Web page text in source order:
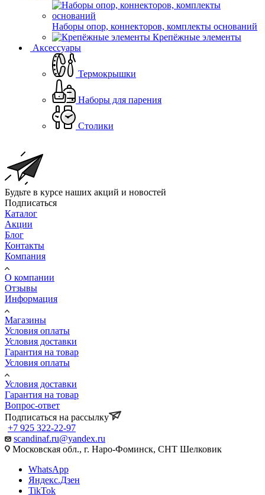
Наборы опор, коннекторов, комплекты оснований
Крепёжные элементы
Аксессуары
Термокрышки
Наборы для парения
Столики
Будьте в курсе наших акций и новостей
Подписаться
Каталог
Акции
Блог
Контакты
Компания
О компании
Отзывы
Информация
Магазины
Условия оплаты
Условия доставки
Гарантия на товар
Условия оплаты
Условия доставки
Гарантия на товар
Вопрос-ответ
Подписаться на рассылку
+7 925 322-22-97
scandinaf.ru@yandex.ru
Московская обл., г. Наро-Фоминск, СНТ Шелковик
WhatsApp
Яндекс.Дзен
TikTok